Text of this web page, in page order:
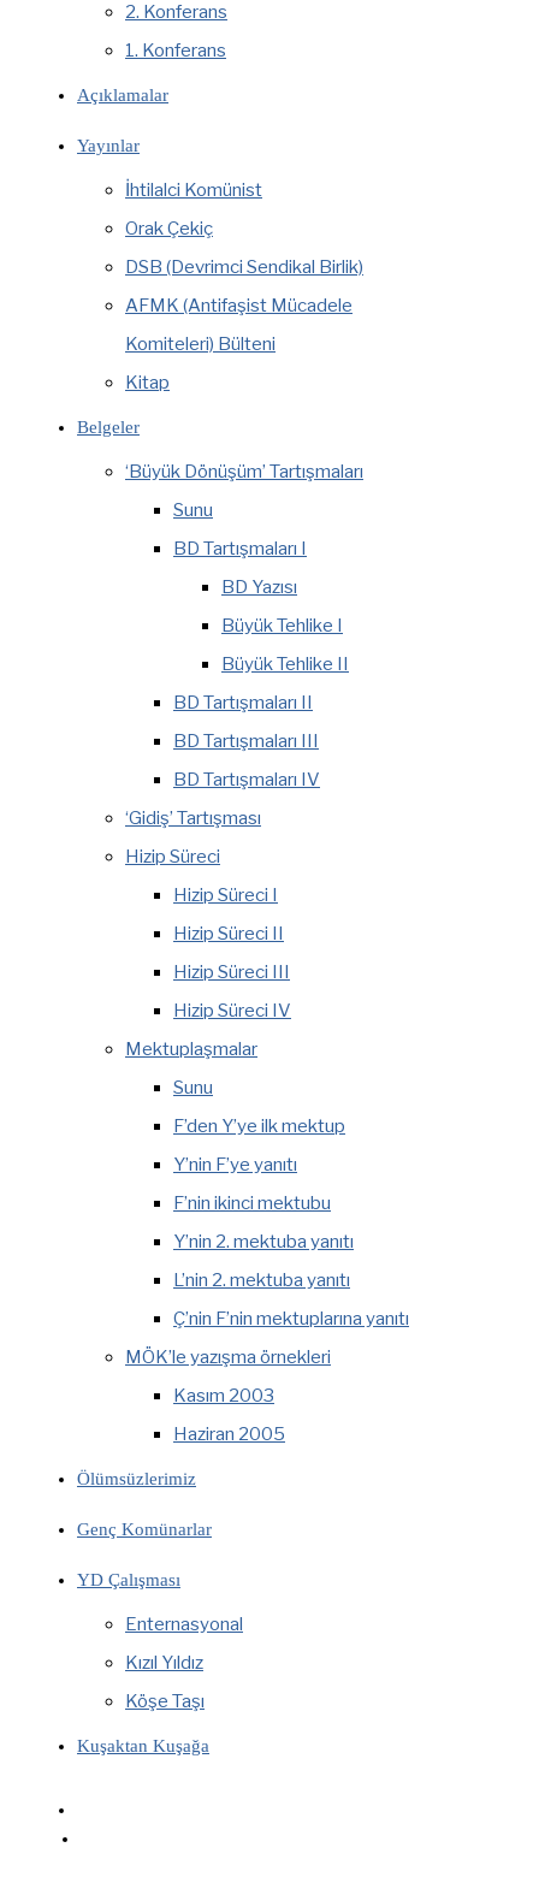
2. Konferans
1. Konferans
Açıklamalar
Yayınlar
İhtilalci Komünist
Orak Çekiç
DSB (Devrimci Sendikal Birlik)
AFMK (Antifaşist Mücadele
Komiteleri) Bülteni
Kitap
Belgeler
‘Büyük Dönüşüm’ Tartışmaları
Sunu
BD Tartışmaları I
BD Yazısı
Büyük Tehlike I
Büyük Tehlike II
BD Tartışmaları II
BD Tartışmaları III
BD Tartışmaları IV
‘Gidiş’ Tartışması
Hizip Süreci
Hizip Süreci I
Hizip Süreci II
Hizip Süreci III
Hizip Süreci IV
Mektuplaşmalar
Sunu
F’den Y’ye ilk mektup
Y’nin F’ye yanıtı
F’nin ikinci mektubu
Y’nin 2. mektuba yanıtı
L’nin 2. mektuba yanıtı
Ç’nin F’nin mektuplarına yanıtı
MÖK’le yazışma örnekleri
Kasım 2003
Haziran 2005
Ölümsüzlerimiz
Genç Komünarlar
YD Çalışması
Enternasyonal
Kızıl Yıldız
Köşe Taşı
Kuşaktan Kuşağa